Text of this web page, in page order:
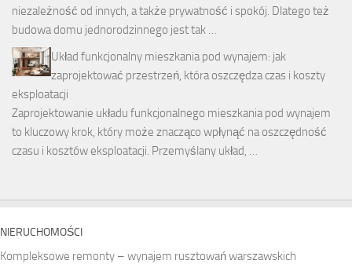
niezależność od innych, a także prywatność i spokój. Dlatego też
budowa domu jednorodzinnego jest tak …
Układ funkcjonalny mieszkania pod wynajem: jak
zaprojektować przestrzeń, która oszczędza czas i koszty
eksploatacji
Zaprojektowanie układu funkcjonalnego mieszkania pod wynajem
to kluczowy krok, który może znacząco wpłynąć na oszczędność
czasu i kosztów eksploatacji. Przemyślany układ, …
NIERUCHOMOŚCI
Kompleksowe remonty – wynajem rusztowań warszawskich